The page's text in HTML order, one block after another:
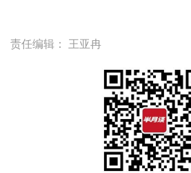
责任编辑： 王亚冉